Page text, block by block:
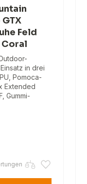
Feld
Coral
in drei
Pomoca-
Extended
Gummi-